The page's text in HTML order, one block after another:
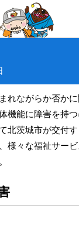
れながらか否か
機能に障害を持
北茨城市が交付す
様々な福祉サー